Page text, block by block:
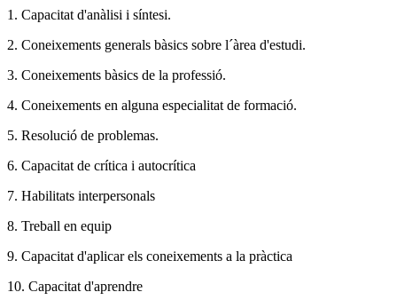
1. Capacitat d'anàlisi i síntesi.
2. Coneixements generals bàsics sobre l´àrea d'estudi.
3. Coneixements bàsics de la professió.
4. Coneixements en alguna especialitat de formació.
5. Resolució de problemas.
6. Capacitat de crítica i autocrítica
7. Habilitats interpersonals
8. Treball en equip
9. Capacitat d'aplicar els coneixements a la pràctica
10. Capacitat d'aprendre